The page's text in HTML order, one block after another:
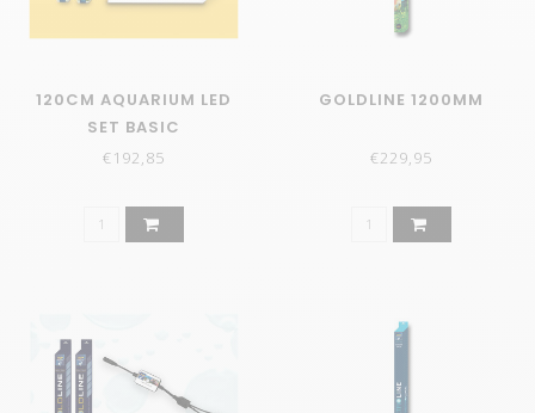
120CM AQUARIUM LED
SET BASIC
€192,85
GOLDLINE 1200MM
€229,95